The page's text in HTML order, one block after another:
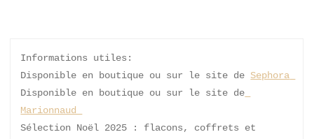
Informations utiles:
Disponible en boutique ou sur le site de
Disponible en boutique ou sur le site de
Marionnaud
Sélection Noël 2025 : flacons, coffrets et